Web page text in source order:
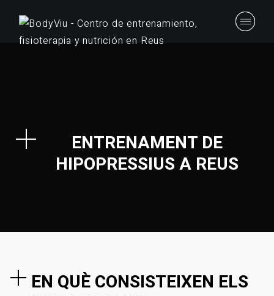
ENTRENAMENT DE
HIPOPRESSIUS A REUS
EN QUÈ CONSISTEIXEN ELS